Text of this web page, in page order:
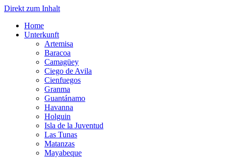
Direkt zum Inhalt
Home
Unterkunft
Artemisa
Baracoa
Camagüey
Ciego de Avila
Cienfuegos
Granma
Guantánamo
Havanna
Holguin
Isla de la Juventud
Las Tunas
Matanzas
Mayabeque